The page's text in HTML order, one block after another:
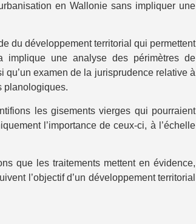
en Wallonie sans impliquer une
du développement territorial qui permettent
implique une analyse des périmètres de
examen de la jurisprudence relative à
planologiques.
les gisements vierges qui pourraient
l’importance de ceux-ci, à l’échelle
que les traitements mettent en évidence,
l’objectif d’un développement territorial